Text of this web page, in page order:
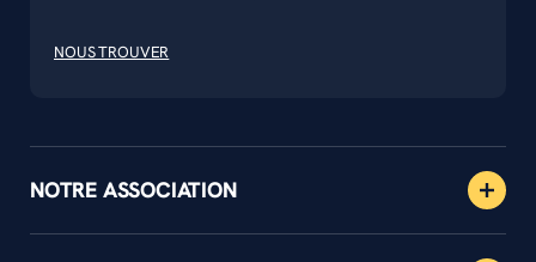
NOUS TROUVER
NOTRE ASSOCIATION